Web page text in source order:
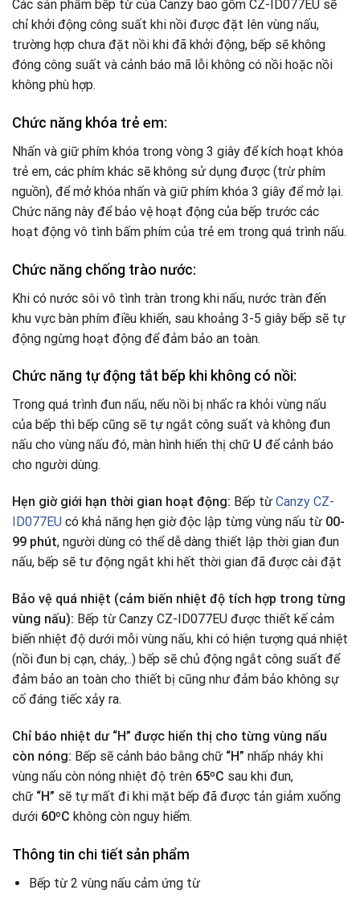
Các sản phẩm bếp từ của Canzy bao gồm CZ-ID077EU sẽ
chỉ khởi động công suất khi nồi được đặt lên vùng nấu,
trường hợp chưa đặt nồi khi đã khởi động, bếp sẽ không
đóng công suất và cảnh báo mã lỗi không có nồi hoặc nồi
không phù hợp.
Chức năng khóa trẻ em:
Nhấn và giữ phím khóa trong vòng 3 giây để kích hoạt khóa
trẻ em, các phím khác sẽ không sử dụng được (trừ phím
nguồn), để mở khóa nhấn và giữ phím khóa 3 giây để mở lại.
Chức năng này để bảo vệ hoạt động của bếp trước các
hoạt động vô tình bấm phím của trẻ em trong quá trình nấu.
Chức năng chống trào nước:
Khi có nước sôi vô tình tràn trong khi nấu, nước tràn đến
khu vực bàn phím điều khiển, sau khoảng 3-5 giây bếp sẽ tự
động ngừng hoạt động để đảm bảo an toàn.
Chức năng tự động tắt bếp khi không có nồi:
Trong quá trình đun nấu, nếu nồi bị nhấc ra khỏi vùng nấu
của bếp thì bếp cũng sẽ tự ngắt công suất và không đun
nấu cho vùng nấu đó, màn hình hiển thị chữ U để cảnh báo
cho người dùng.
Hẹn giờ giới hạn thời gian hoạt động: Bếp từ Canzy CZ-
ID077EU có khả năng hẹn giờ độc lập từng vùng nấu từ 00-
99 phút, người dùng có thể dễ dàng thiết lập thời gian đun
nấu, bếp sẽ tư động ngắt khi hết thời gian đã được cài đặt
Bảo vệ quá nhiệt (cảm biến nhiệt độ tích hợp trong từng
vùng nấu): Bếp từ Canzy CZ-ID077EU được thiết kế cảm
biến nhiệt độ dưới mỗi vùng nấu, khi có hiện tượng quá nhiệt
(nồi đun bị cạn, cháy,..) bếp sẽ chủ động ngắt công suất để
đảm bảo an toàn cho thiết bị cũng như đảm bảo không sự
cố đáng tiếc xảy ra.
Chỉ báo nhiệt dư “H” được hiển thị cho từng vùng nấu
còn nóng: Bếp sẽ cảnh báo bằng chữ “H” nhấp nháy khi
vùng nấu còn nóng nhiệt độ trên 65ºC sau khi đun,
chữ “H” sẽ tự mất đi khi mặt bếp đã được tản giảm xuống
dưới 60ºC không còn nguy hiểm.
Thông tin chi tiết sản phẩm
Bếp từ 2 vùng nấu cảm ứng từ